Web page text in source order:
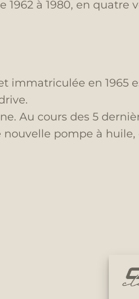
à 1980, en quatre
immatriculée en 1965
Au cours des 5
pompe à